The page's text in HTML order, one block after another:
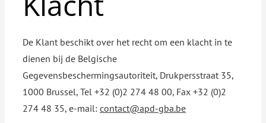
De Klant beschikt over het recht om een klacht in te
dienen bij de Belgische
Gegevensbeschermingsautoriteit, Drukpersstraat 35,
1000 Brussel, Tel +32 (0)2 274 48 00, Fax +32 (0)2
274 48 35, e-mail: contact@apd-gba.be